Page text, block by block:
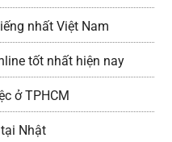
nhất Việt Nam
tốt nhất hiện nay
ở TPHCM
Nhật